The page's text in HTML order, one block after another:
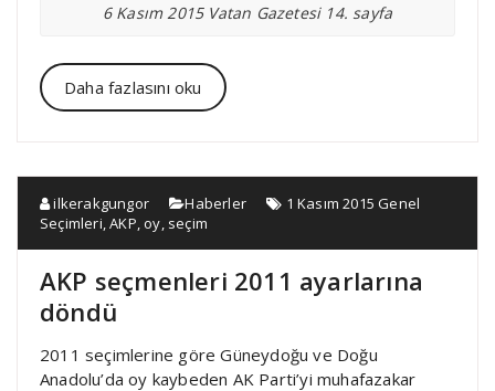
6 Kasım 2015 Vatan Gazetesi 14. sayfa
Daha fazlasını oku
ilkerakgungor Haberler
1 Kasım 2015 Genel
Seçimleri,AKP,oy, seçim
AKP seçmenleri 2011 ayarlarına
döndü
2011 seçimlerine göre Güneydoğu ve Doğu
Anadolu’da oy kaybeden AK Parti’yi muhafazakar